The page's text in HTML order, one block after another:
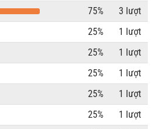
75%
3 lượt
25%
1 lượt
25%
1 lượt
25%
1 lượt
25%
1 lượt
25%
1 lượt